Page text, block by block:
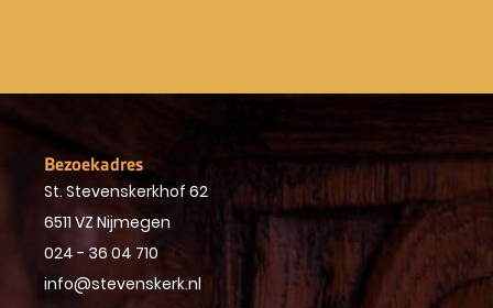
Bezoekadres
St. Stevenskerkhof 62
6511 VZ Nijmegen
024 - 36 04 710
info@stevenskerk.nl